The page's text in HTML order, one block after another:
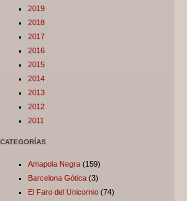
2019
2018
2017
2016
2015
2014
2013
2012
2011
CATEGORÍAS
Amapola Negra (159)
Barcelona Gótica (3)
El Faro del Unicornio (74)